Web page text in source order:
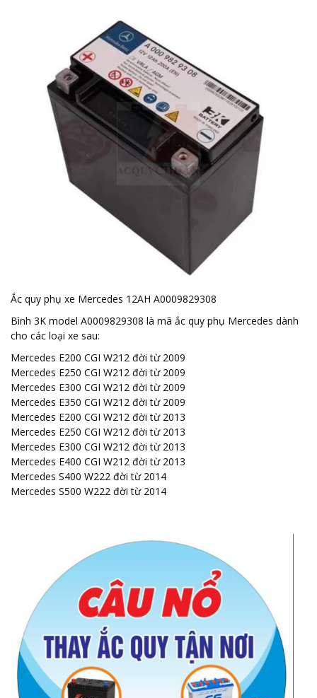
Ắc quy phụ xe Mercedes 12AH A0009829308
Bình 3K model A0009829308 là mã ắc quy phụ Mercedes dành
cho các loại xe sau:
Mercedes E200 CGI W212 đời từ 2009
Mercedes E250 CGI W212 đời từ 2009
Mercedes E300 CGI W212 đời từ 2009
Mercedes E350 CGI W212 đời từ 2009
Mercedes E200 CGI W212 đời từ 2013
Mercedes E250 CGI W212 đời từ 2013
Mercedes E300 CGI W212 đời từ 2013
Mercedes E400 CGI W212 đời từ 2013
Mercedes S400 W222 đời từ 2014
Mercedes S500 W222 đời từ 2014